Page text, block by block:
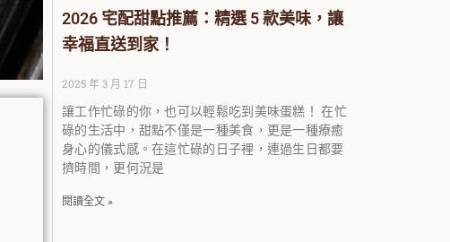
2026 宅配甜點推薦：精選 5 款美味，讓
幸福直送到家！
2025 年 3 月 17 日
讓工作忙碌的你，也可以輕鬆吃到美味蛋糕！ 在忙
碌的生活中，甜點不僅是一種美食，更是一種療癒
身心的儀式感。在這忙碌的日子裡，連過生日都要
擠時間，更何況是
閱讀全文 »